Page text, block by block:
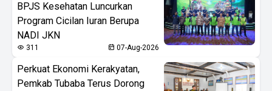
BPJS Kesehatan Luncurkan
Program Cicilan Iuran Berupa
NADI JKN
311 07-Aug-2026
Perkuat Ekonomi Kerakyatan,
Pemkab Tubaba Terus Dorong